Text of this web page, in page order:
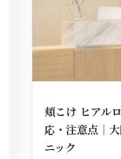
頬こけ ヒアル
応・注意点｜
ニック